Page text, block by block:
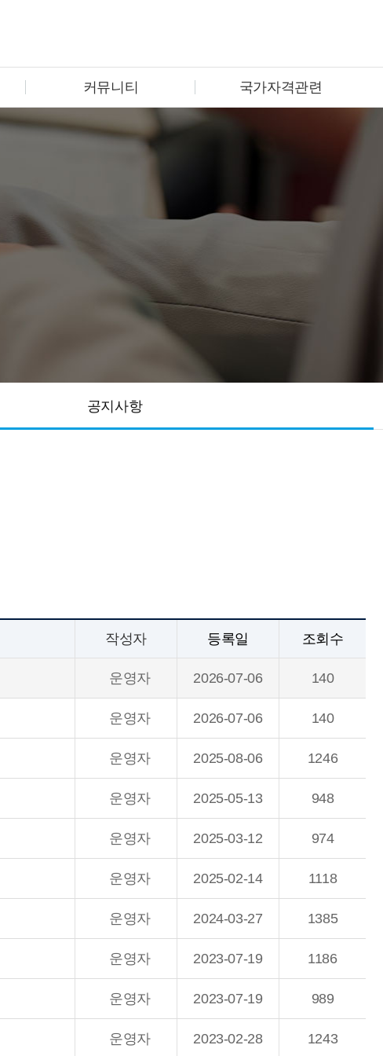
커뮤니티 국가자격관련
공지사항
작성자 등록일 조회수
운영자 2026-07-06 140
운영자 2026-07-06 140
운영자 2025-08-06 1246
운영자 2025-05-13 948
운영자 2025-03-12 974
운영자 2025-02-14 1118
운영자 2024-03-27 1385
운영자 2023-07-19 1186
운영자 2023-07-19 989
운영자 2023-02-28 1243